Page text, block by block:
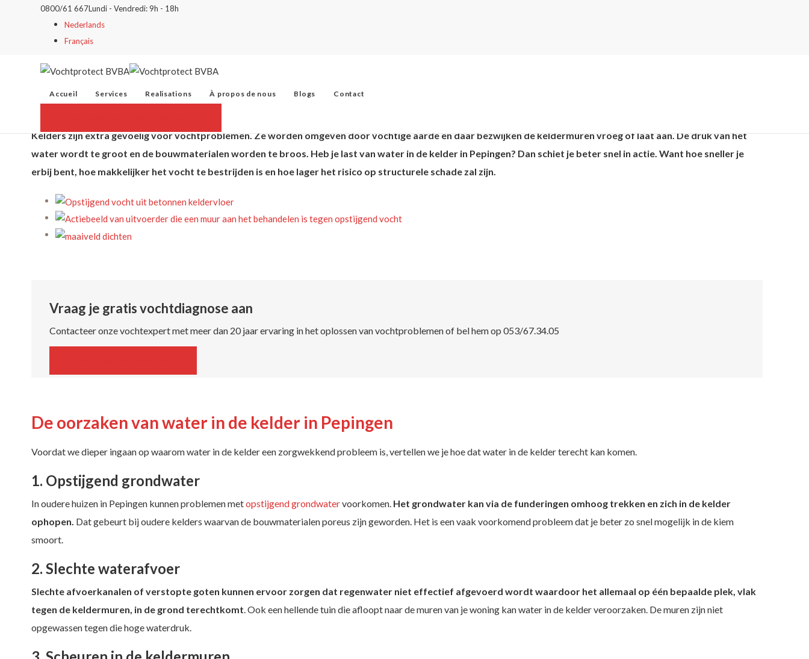
0800/61 667Lundi - Vendredi: 9h - 18h
Nederlands
Français
Accueil Services Realisations À propos de nous Blogs Contact
Last van water in de kelder in Pepingen?
Vochtprotect BVBA
Last van water in de kelder in Pepingen?
Kelders zijn extra gevoelig voor vochtproblemen. Ze worden omgeven door vochtige aarde en daar bezwijken de keldermuren vroeg of laat aan. De druk van het
water wordt te groot en de bouwmaterialen worden te broos. Heb je last van water in de kelder in Pepingen? Dan schiet je beter snel in actie. Want hoe sneller je
erbij bent, hoe makkelijker het vocht te bestrijden is en hoe lager het risico op structurele schade zal zijn.
Vraag je gratis vochtdiagnose aan
Contacteer onze vochtexpert met meer dan 20 jaar ervaring in het oplossen van vochtproblemen of bel hem op 053/67.34.05
De oorzaken van water in de kelder in Pepingen
Voordat we dieper ingaan op waarom water in de kelder een zorgwekkend probleem is, vertellen we je hoe dat water in de kelder terecht kan komen.
1. Opstijgend grondwater
In oudere huizen in Pepingen kunnen problemen metopstijgend grondwatervoorkomen. Het grondwater kan via de funderingen omhoog trekken en zich in de kelder
ophopen. Dat gebeurt bij oudere kelders waarvan de bouwmaterialen poreus zijn geworden. Het is een vaak voorkomend probleem dat je beter zo snel mogelijk in de kiem
smoort.
2. Slechte waterafvoer
Slechte afvoerkanalen of verstopte goten kunnen ervoor zorgen dat regenwater niet effectief afgevoerd wordt waardoor het allemaal op één bepaalde plek, vlak
tegen de keldermuren, in de grond terechtkomt . Ook een hellende tuin die afloopt naar de muren van je woning kan water in de kelder veroorzaken. De muren zijn niet
opgewassen tegen die hoge waterdruk.